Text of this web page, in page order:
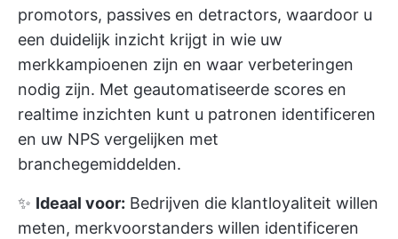
promotors, passives en detractors, waardoor u
een duidelijk inzicht krijgt in wie uw
merkkampioenen zijn en waar verbeteringen
nodig zijn. Met geautomatiseerde scores en
realtime inzichten kunt u patronen identificeren
en uw NPS vergelijken met
branchegemiddelden.
✨ Ideaal voor: Bedrijven die klantloyaliteit willen
meten, merkvoorstanders willen identificeren